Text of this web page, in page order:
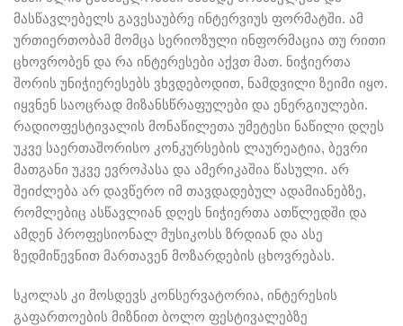
მასწავლებელს გავესაუბრე ინტერვიუს ფორმატში. ამ
ურთიერთობამ მომცა სერიოზული ინფორმაცია თუ რითი
ცხოვრობენ და რა ინტერესები აქვთ მათ. ნიჭიერთა
შორის უნიჭიერესებს ვხვდებოდით, ნამდვილი ზეიმი იყო.
იყვნენ საოცრად მიზანსწრაფულები და ენერგიულები.
რადიოფესტივალის მონაწილეთა უმეტესი ნაწილი დღეს
უკვე საერთაშორისო კონკურსების ლაურეატია, ბევრი
მათგანი უკვე ევროპასა და ამერიკაშია წასული. არ
შეიძლება არ დავწერო იმ თავდადებულ ადამიანებზე,
რომლებიც ასწავლიან დღეს ნიჭიერთა ათწლედში და
ამდენ პროფესიონალ მუსიკოსს ზრდიან და ასე
ზედმიწევნით მართავენ მოზარდების ცხოვრებას.
სკოლას კი მოსდევს კონსერვატორია, ინტერესის
გაფართოების მიზნით ბოლო ფესტივალებზე